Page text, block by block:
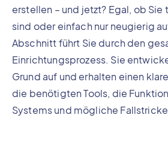
erstellen – und jetzt? Egal, ob
sind oder einfach nur neugierig
Abschnitt führt Sie durch den
Einrichtungsprozess. Sie
Grund auf und erhalten einen
die benötigten Tools, die
Systems und mögliche